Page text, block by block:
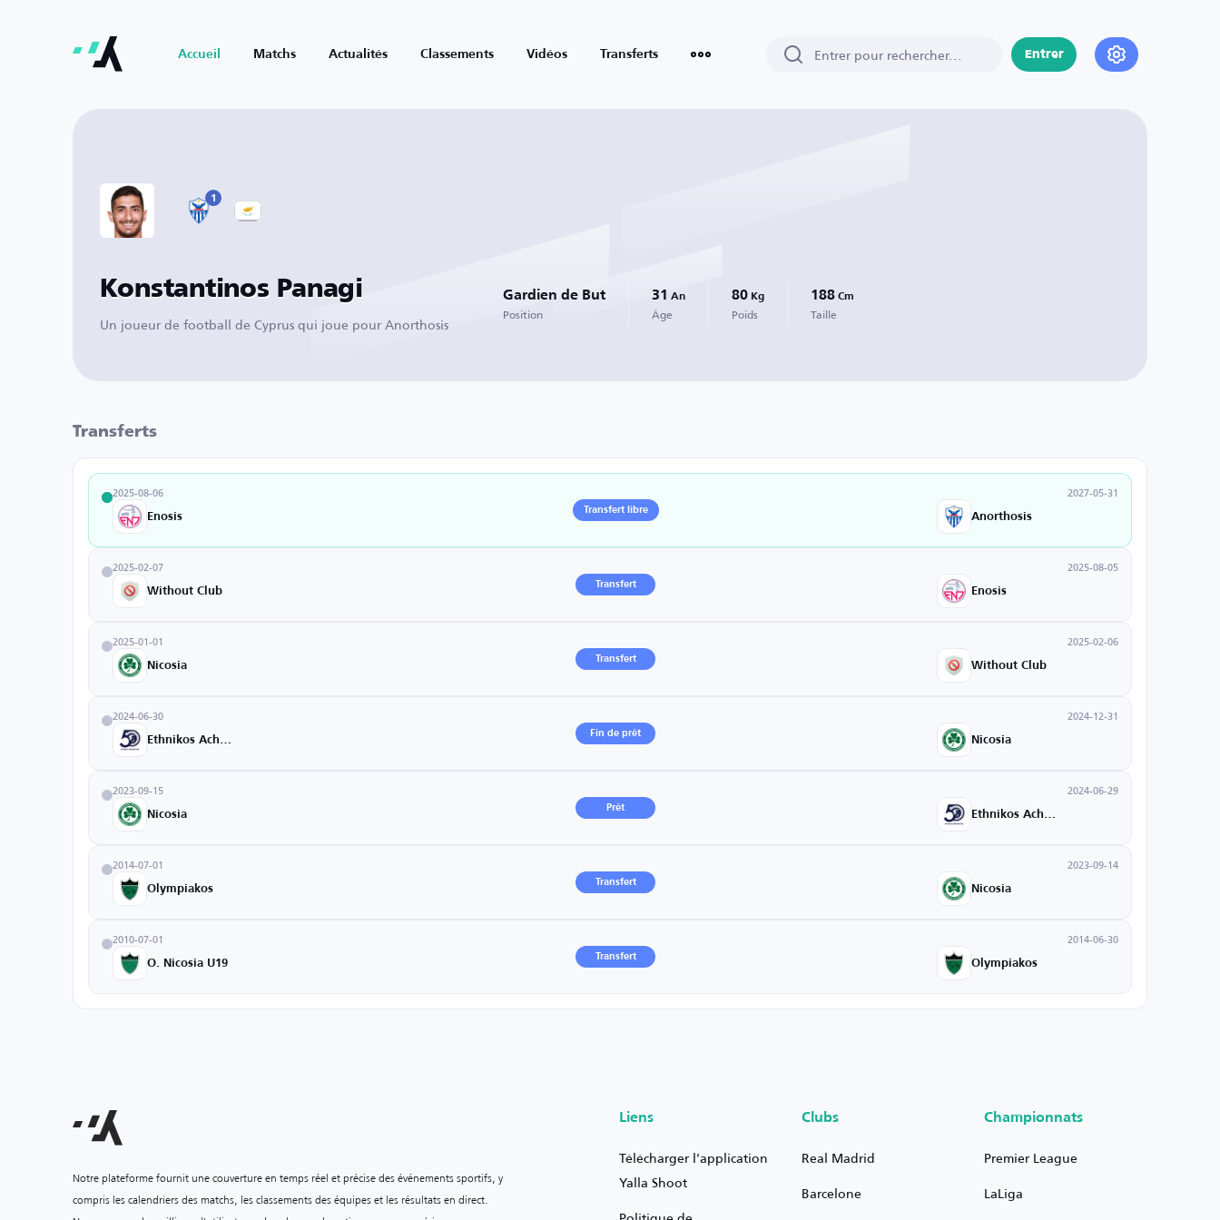
Accueil Matchs Actualités Classements Vidéos Transferts Entrer
1
Konstantinos Panagi
Un joueur de football de Cyprus qui joue pour Anorthosis
Gardien de But
Position
31 An
Âge
80 Kg
Poids
188 Cm
Taille
Transferts
2025-08-06
Enosis
Transfert libre
2027-05-31
Anorthosis
2025-02-07
Without Club
Transfert
2025-08-05
Enosis
2025-01-01
Nicosia
Transfert
2025-02-06
Without Club
2024-06-30
Fin de prêt
2024-12-31
Nicosia
2023-09-15
Nicosia
Prêt
2024-06-29
2014-07-01
Olympiakos
Transfert
2023-09-14
Nicosia
2010-07-01
O. Nicosia U19
Transfert
2014-06-30
Olympiakos
Notre plateforme fournit une couverture en temps réel et précise des événements sportifs, y
compris les calendriers des matchs, les classements des équipes et les résultats en direct.
Liens
Télécharger l'application
Yalla Shoot
Clubs
Real Madrid
Barcelone
Championnats
Premier League
LaLiga